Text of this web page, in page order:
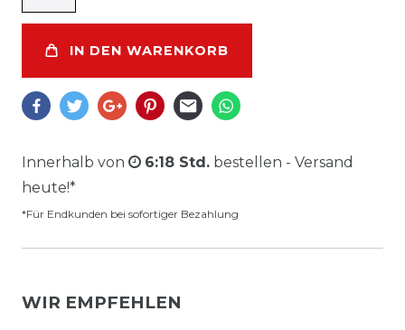
IN DEN WARENKORB
Innerhalb von 6:18 Std. bestellen - Versand
heute!*
*Für Endkunden bei sofortiger Bezahlung
WIR EMPFEHLEN